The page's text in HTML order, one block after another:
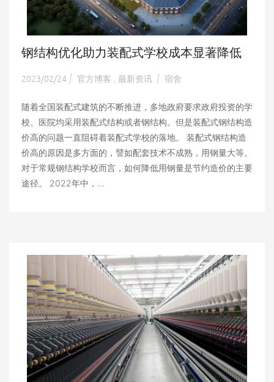
钢结构优化助力装配式学校成本显著降低
2023/02/24 | 官方博客 最新资讯 | 宿舍
随着全国装配式建筑的不断推进，多地政府要求政府投资的学
校、医院均采用装配式结构或者钢结构。但是装配式钢结构造
价高的问题一直阻碍着装配式学校的落地。 装配式钢结构造
价高的原因是多方面的，譬如配套技术不成熟，用钢量大等。
对于常规钢结构学校而言，如何降低用钢量是节约造价的主要
途径。 2022年中，...